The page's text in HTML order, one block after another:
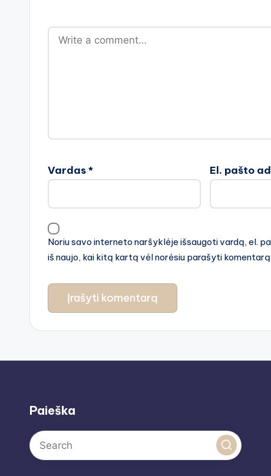
Vardas* El. pašto
Noriu savo interneto naršyklėje išsaugoti vardą, el.
iš naujo, kai kitą kartą vėl norėsiu parašyti komentarą.
Paieška